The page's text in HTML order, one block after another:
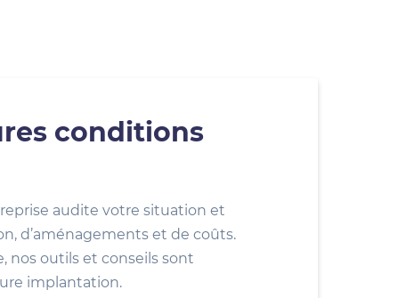
conditions
audite votre situation et
d’aménagements et de coûts.
nos outils et conseils sont
implantation.